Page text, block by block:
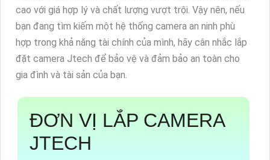
cao với giá hợp lý và chất lượng vượt trội. Vậy nên, nếu
bạn đang tìm kiếm một hệ thống camera an ninh phù
hợp trong khả năng tài chính của mình, hãy cân nhắc lắp
đặt camera Jtech để bảo vệ và đảm bảo an toàn cho
gia đình và tài sản của bạn.
ĐƠN VỊ LẮP CAMERA
JTECH